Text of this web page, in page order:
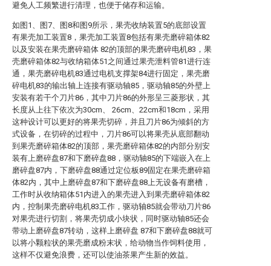
避免人工频繁进行清理，也便于储存和运输。
如图1、图7、图8和图9所示，果壳收纳装置5的底部设置
有果壳加工装置8，果壳加工装置8包括有果壳磨碎箱体82
以及安装在果壳磨碎箱体 82的顶部的果壳磨碎电机83，果
壳磨碎箱体82与收纳箱体51之间通过果壳泄料管81进行连
通，果壳磨碎电机83通过电机支撑架84进行固定，果壳磨
碎电机83的输出轴上连接有驱动轴85，驱动轴85的外壁上
安装有若干个刀片86，其中刀片86的外形呈三菱形状，其
长度从上往下依次为30cm、 26cm、22cm和18cm，采用
这种设计可以更好的将果壳切碎，并且刀片86为倾斜的方
式设备，在切碎的过程中，刀片86可以将果壳从底部翻动
到果壳磨碎箱体82的顶部，果壳磨碎箱体82的内部分别安
装有上磨碎盘87和下磨碎盘88，驱动轴85的下端嵌入在上
磨碎盘87内，下磨碎盘88通过定位板89固定在果壳磨碎箱
体82内，其中上磨碎盘87和下磨碎盘88上无设备有磨槽，
工作时从收纳箱体51内进入的果壳进入到果壳磨碎箱体82
内，控制果壳磨碎电机83工作，驱动轴85就会带动刀片86
对果壳进行切割，将果壳切成小块状，同时驱动轴85还会
带动上磨碎盘87转动，这样上磨碎盘 87和下磨碎盘88就可
以将小颗粒状的果壳磨成粉末状，给动物当作饲料使用，
这样不仅避免浪费，还可以使油茶果产生新的效益。